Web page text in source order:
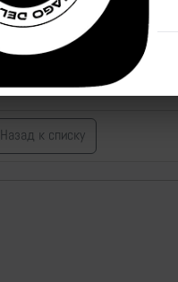
Назад к списку